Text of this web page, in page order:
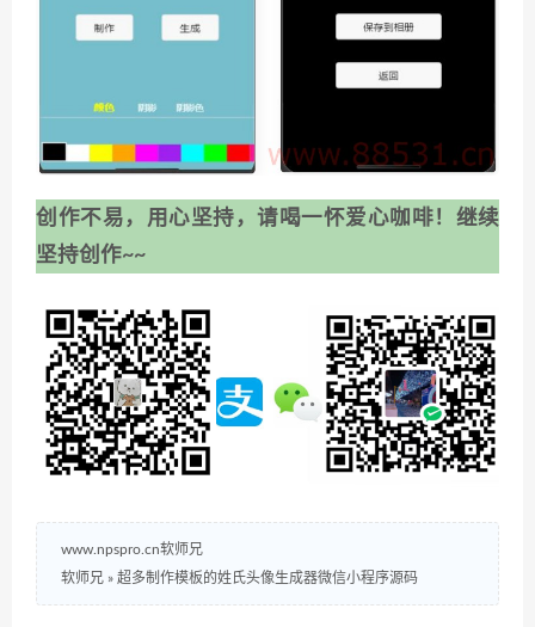
创作不易，用心坚持，请喝一怀爱心咖啡！继续
坚持创作~~
www.npspro.cn软师兄
软师兄 » 超多制作模板的姓氏头像生成器微信小程序源码